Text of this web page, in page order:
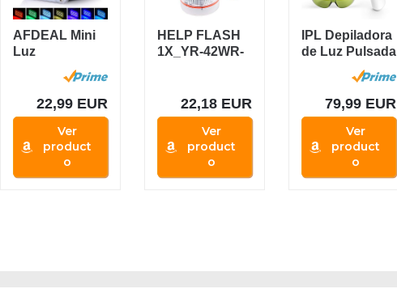
AFDEAL Mini
Luz
Estroboscópic
discoteca...
22,99 EUR
Ver
product
o
HELP FLASH
1X_YR-42WR-
22,18 EUR
Ver
product
o
IPL Depiladora
de Luz Pulsada
Flashes,...
79,99 EUR
Ver
product
o